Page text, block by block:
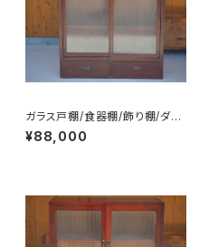
ガラス戸棚/食器棚/飾り棚/ダイ
ヤガラス/No.0225
¥88,000